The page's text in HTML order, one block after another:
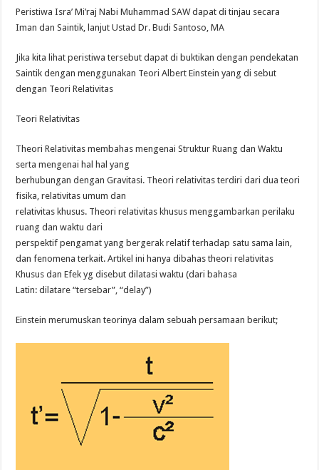
Peristiwa Isra’ Mi’raj Nabi Muhammad SAW dapat di tinjau secara
Iman dan Saintik, lanjut Ustad Dr. Budi Santoso, MA
Jika kita lihat peristiwa tersebut dapat di buktikan dengan pendekatan
Saintik dengan menggunakan Teori Albert Einstein yang di sebut
dengan Teori Relativitas
Teori Relativitas
Theori Relativitas membahas mengenai Struktur Ruang dan Waktu
serta mengenai hal hal yang
berhubungan dengan Gravitasi. Theori relativitas terdiri dari dua teori
fisika, relativitas umum dan
relativitas khusus. Theori relativitas khusus menggambarkan perilaku
ruang dan waktu dari
perspektif pengamat yang bergerak relatif terhadap satu sama lain,
dan fenomena terkait. Artikel ini hanya dibahas theori relativitas
Khusus dan Efek yg disebut dilatasi waktu (dari bahasa
Latin: dilatare “tersebar”, “delay”)
Einstein merumuskan teorinya dalam sebuah persamaan berikut;